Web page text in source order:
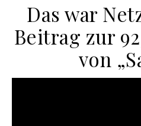
Das war
Beitrag zur
von